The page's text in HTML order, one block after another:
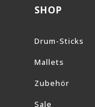
SHOP
Drum-Sticks
Mallets
Zubehör
Sale